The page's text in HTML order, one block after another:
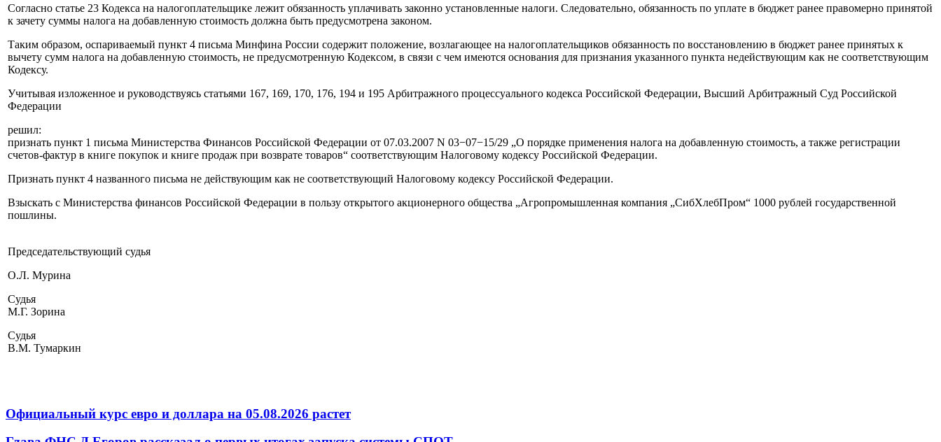
Согласно статье 23 Кодекса на налогоплательщике лежит обязанность уплачивать законно установленные налоги. Следовательно, обязанность по уплате в бюджет ранее правомерно принятой
к зачету суммы налога на добавленную стоимость должна быть предусмотрена законом.
Таким образом, оспариваемый пункт 4 письма Минфина России содержит положение, возлагающее на налогоплательщиков обязанность по восстановлению в бюджет ранее принятых к
вычету сумм налога на добавленную стоимость, не предусмотренную Кодексом, в связи с чем имеются основания для признания указанного пункта недействующим как не соответствующим
Кодексу.
Учитывая изложенное и руководствуясь статьями 167, 169, 170, 176, 194 и 195 Арбитражного процессуального кодекса Российской Федерации, Высший Арбитражный Суд Российской
Федерации
решил:
признать пункт 1 письма Министерства Финансов Российской Федерации от 07.03.2007 N 03−07−15/29 „О порядке применения налога на добавленную стоимость, а также регистрации
счетов-фактур в книге покупок и книге продаж при возврате товаров“ соответствующим Налоговому кодексу Российской Федерации.
Признать пункт 4 названного письма не действующим как не соответствующий Налоговому кодексу Российской Федерации.
Взыскать с Министерства финансов Российской Федерации в пользу открытого акционерного общества „Агропромышленная компания „СибХлебПром“ 1000 рублей государственной
пошлины.
Председательствующий судья
О.Л. Мурина
Судья
М.Г. Зорина
Судья
В.М. Тумаркин
Официальный курс евро и доллара на 05.08.2026 растет